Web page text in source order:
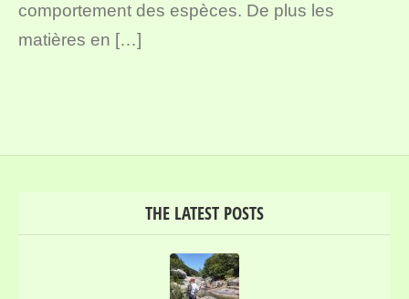
comportement des espèces. De plus les
matières en […]
THE LATEST POSTS